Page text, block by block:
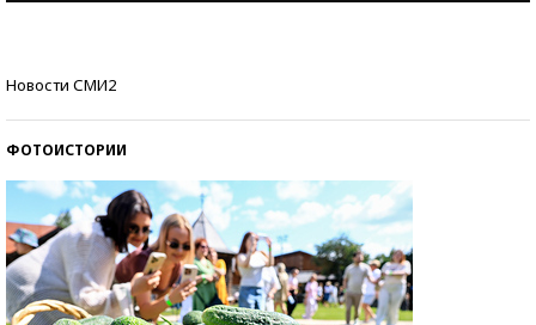
Новости СМИ2
ФОТОИСТОРИИ